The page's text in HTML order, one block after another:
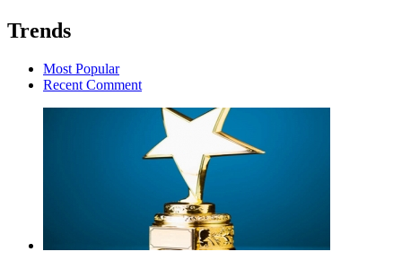
Trends
Most Popular
Recent Comment